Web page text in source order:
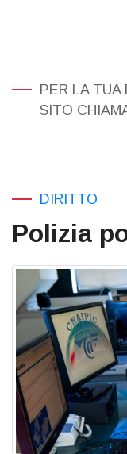
PER LA TUA
SITO
DIRITTO
Polizia